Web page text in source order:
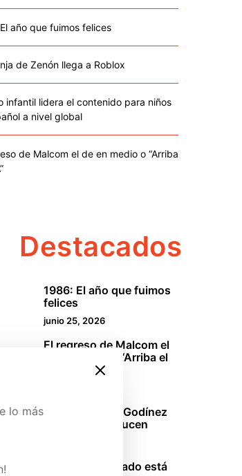
año que fuimos felices
de Zenón llega a Roblox
infantil lidera el contenido para niños
a nivel global
de Malcom el de en medio o “Arriba
Destacados
1986: El año que fuimos
felices
junio 25, 2026
El regreso de Malcom el
de en medio o “Arriba el
La oficina: Los Godínez
mexicanos se lucen
Sinners: El pecado está
y conoce
lo más